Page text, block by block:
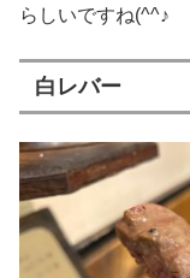
らしいですね(^^♪
白レバー